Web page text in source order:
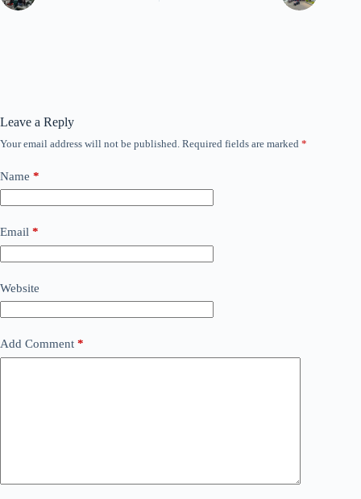
Leave a Reply
Your email address will not be published. Required fields are marked *
Name *
Email *
Website
Add Comment *